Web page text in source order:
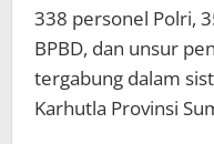
338 personel Polri,
BPBD, dan unsur
tergabung dalam
Karhutla Provinsi